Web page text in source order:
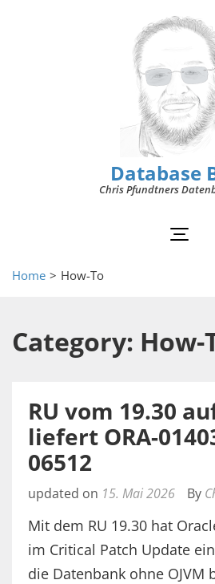
Database
Chris Pfundtners
Home > How-To
Category: How-
RU vom 19.30
liefert ORA-
06512
updated on 15. Mai 2026 By
Mit dem RU 19.30 hat
im Critical Patch Update
die Datenbank ohne OJVM